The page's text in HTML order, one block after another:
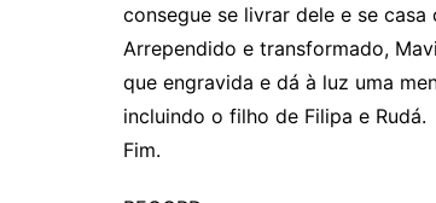
consegue se livrar dele e se casa
Arrependido e transformado,
que engravida e dá à luz uma
incluindo o filho de Filipa e Rudá.
Fim.